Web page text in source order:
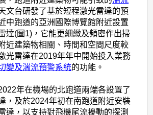
文台研發了基於短程激光雷達的預
中跑道的亞洲國際博覽館附近設置
達(圖1)，它能更細緻及頻密作出掃
近建築物相關、時間和空間尺度較
光雷達在2019年年中開始投入業務
變及湍流預警系統的功能。
年在機場的北跑道兩端各設置了
，及於2024年初在南跑道附近安裝
達，以支持對飛機尾流擾動的探測